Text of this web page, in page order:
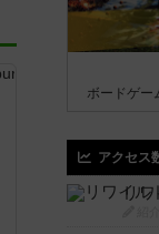
ボードゲー
アクセス